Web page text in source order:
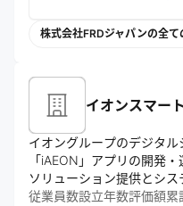
株式会社FRDジャパンの全て
イオンスマー
イオングループのデジタル
「iAEON」アプリの開発
ソリューション提供とシ
従業員数設立年数評価額累